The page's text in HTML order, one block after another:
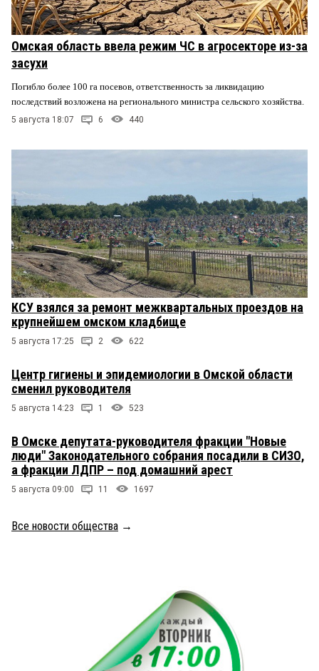
Омская область ввела режим ЧС в агросекторе из-за
засухи
Погибло более 100 га посевов, ответственность за ликвидацию
последствий возложена на регионального министра сельского хозяйства.
5 августа 18:07 6 440
КСУ взялся за ремонт межквартальных проездов на
крупнейшем омском кладбище
5 августа 17:25 2 622
Центр гигиены и эпидемиологии в Омской области
сменил руководителя
5 августа 14:23 1 523
В Омске депутата-руководителя фракции "Новые
люди" Законодательного собрания посадили в СИЗО,
а фракции ЛДПР – под домашний арест
5 августа 09:00 11 1697
Все новости общества →